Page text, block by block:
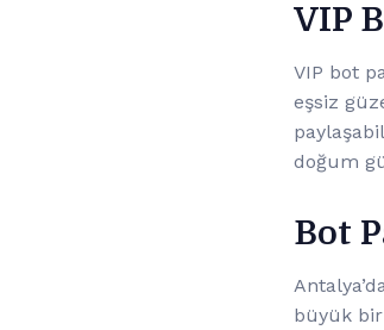
VIP
VIP bot
eşsiz
doğum
Bot
büyük bir